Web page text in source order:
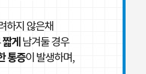
하지 않은채
짧게 남겨둘 경우
통증이 발생하며,